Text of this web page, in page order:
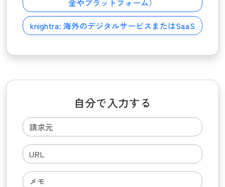
金やプラットフォーム）
knightra: 海外のデジタルサービスまたはSaaS
自分で入力する